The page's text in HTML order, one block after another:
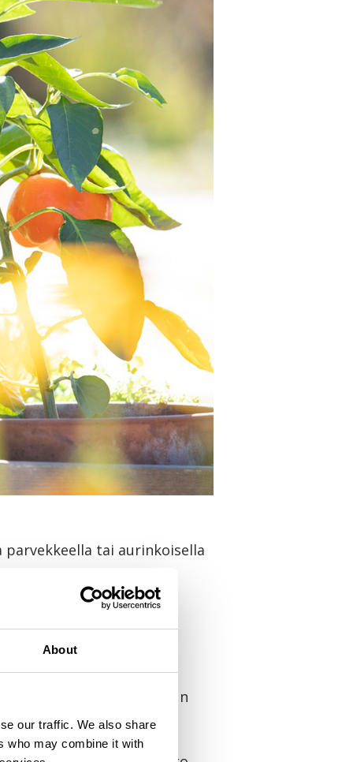
About
our traffic. We also share
who may combine it with
tai aurinkoisella
istutusta ulos
jälkeen
istuttaa yleensä
vasta touko-kesäkuun